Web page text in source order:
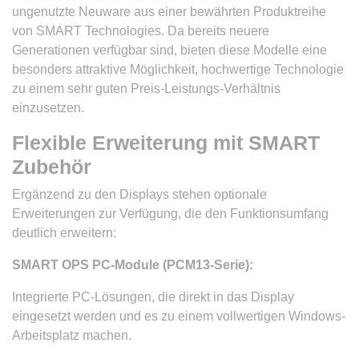
ungenutzte Neuware aus einer bewährten Produktreihe
von SMART Technologies. Da bereits neuere
Generationen verfügbar sind, bieten diese Modelle eine
besonders attraktive Möglichkeit, hochwertige Technologie
zu einem sehr guten Preis-Leistungs-Verhältnis
einzusetzen.
Flexible Erweiterung mit SMART
Zubehör
Ergänzend zu den Displays stehen optionale
Erweiterungen zur Verfügung, die den Funktionsumfang
deutlich erweitern:
SMART OPS PC-Module (PCM13-Serie):
Integrierte PC-Lösungen, die direkt in das Display
eingesetzt werden und es zu einem vollwertigen Windows-
Arbeitsplatz machen.